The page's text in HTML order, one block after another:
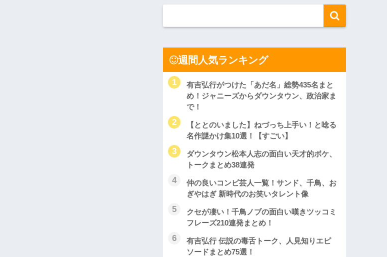
週間人気ランキング
有吉弘行がつけた「あだ名」総勢435名まと
め！ジャニーズからダウンタウン、政治家ま
で！
【ととのいました】ねづっち上手い！と唸る
名作謎かけ集10選！【すごい】
ダウンタウン松本人志の面白い天才的ボケ、
トークまとめ38連発
仲の良いコンビ芸人一覧！サンド、千鳥、お
ぎやはぎ 新時代のお笑いタレント像
クセが凄い！千鳥ノブの面白い嘆きツッコミ
フレーズ210連発まとめ！
有吉弘行 伝説の毒舌トーク、人見知りエピ
ソードまとめ75選！